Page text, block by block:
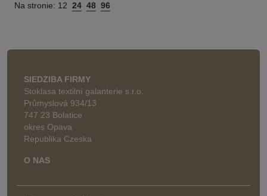
Na stronie: 12 24 48 96
SIEDZIBA FIRMY
Stoklasa textilní galanterie s.r.o.
Průmyslová 934/13
747 23 Bolatice
okres Opava
Republika Czeska
O NAS